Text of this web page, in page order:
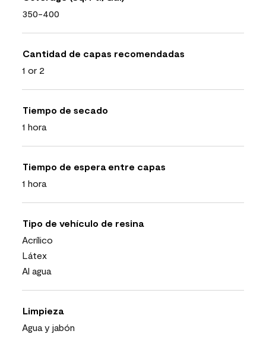
350-400
Cantidad de capas recomendadas
1 or 2
Tiempo de secado
1 hora
Tiempo de espera entre capas
1 hora
Tipo de vehículo de resina
Acrílico
Látex
Al agua
Limpieza
Agua y jabón